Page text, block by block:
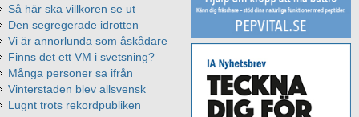
Så här ska villkoren se ut
Den segregerade idrotten
Vi är annorlunda som åskådare
Finns det ett VM i svetsning?
Många personer sa ifrån
Vinterstaden blev allsvensk
Lugnt trots rekordpubliken